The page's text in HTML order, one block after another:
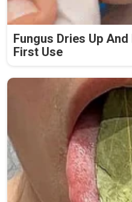
Fungus Dries Up
First Use